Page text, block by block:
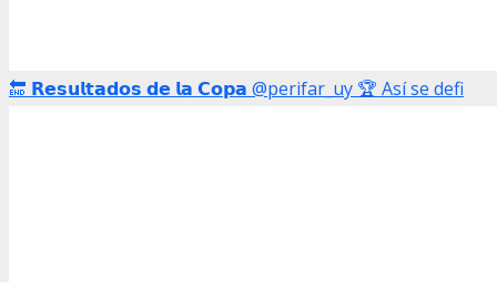
🔚 𝗥𝗲𝘀𝘂𝗹𝘁𝗮𝗱𝗼𝘀 𝗱𝗲 𝗹𝗮 𝗖𝗼𝗽𝗮 @perifar_uy 🏆 Así se defi